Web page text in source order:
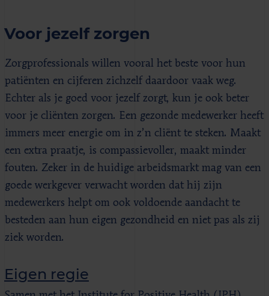
Voor jezelf zorgen
Zorgprofessionals willen vooral het beste voor hun
patiënten en cijferen zichzelf daardoor vaak weg.
Echter als je goed voor jezelf zorgt, kun je ook beter
voor je cliënten zorgen. Een gezonde medewerker heeft
immers meer energie om in z’n cliënt te steken. Maakt
een extra praatje, is compassievoller, maakt minder
fouten. Zeker in de huidige arbeidsmarkt mag van een
goede werkgever verwacht worden dat hij zijn
medewerkers helpt om ook voldoende aandacht te
besteden aan hun eigen gezondheid en niet pas als zij
ziek worden.
Eigen regie